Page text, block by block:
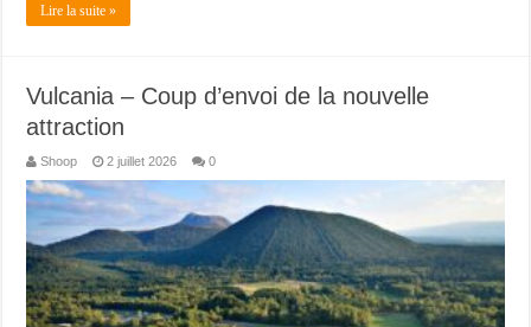
Lire la suite »
Vulcania – Coup d’envoi de la nouvelle
attraction
Shoop 2 juillet 2026 0